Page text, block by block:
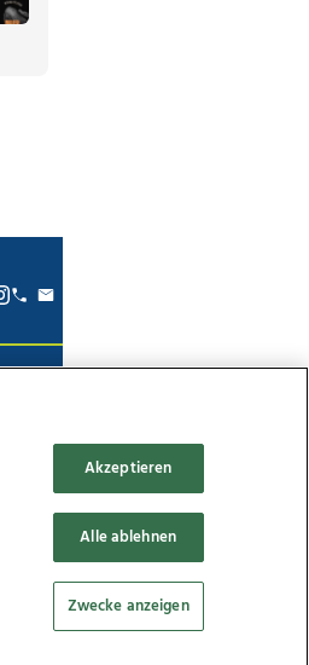
Akzeptieren
Alle ablehnen
Zwecke anzeigen